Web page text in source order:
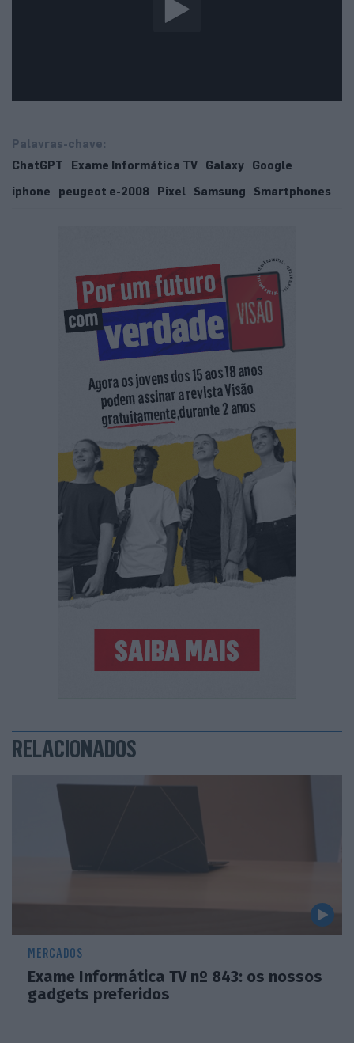
Palavras-chave:
ChatGPT
Exame Informática TV Galaxy
Google
iphone
peugeot e-2008 Pixel Samsung Smartphones
RELACIONADOS
MERCADOS
Exame Informática TV nº 843: os nossos
gadgets preferidos